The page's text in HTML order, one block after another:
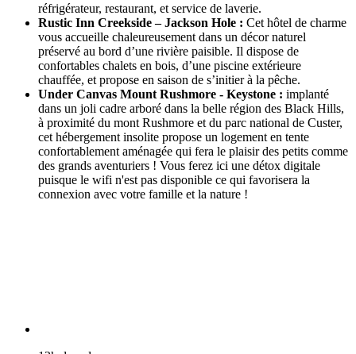
réfrigérateur, restaurant, et service de laverie.
Rustic Inn Creekside – Jackson Hole : Cet hôtel de charme
vous accueille chaleureusement dans un décor naturel
préservé au bord d’une rivière paisible. Il dispose de
confortables chalets en bois, d’une piscine extérieure
chauffée, et propose en saison de s’initier à la pêche.
Under Canvas Mount Rushmore - Keystone : implanté
dans un joli cadre arboré dans la belle région des Black Hills,
à proximité du mont Rushmore et du parc national de Custer,
cet hébergement insolite propose un logement en tente
confortablement aménagée qui fera le plaisir des petits comme
des grands aventuriers ! Vous ferez ici une détox digitale
puisque le wifi n'est pas disponible ce qui favorisera la
connexion avec votre famille et la nature !